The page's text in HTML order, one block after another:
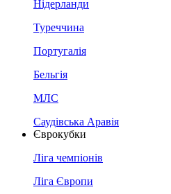
Нідерланди
Туреччина
Португалія
Бельгія
МЛС
Саудівська Аравія
Єврокубки
Ліга чемпіонів
Ліга Європи